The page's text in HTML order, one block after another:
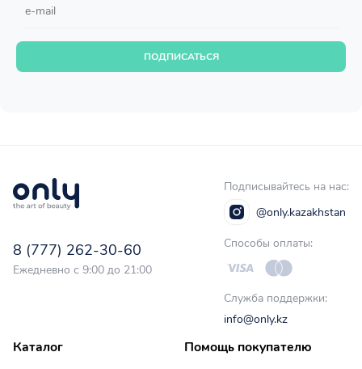
ПОДПИСАТЬСЯ
8 (777) 262-30-60
Ежедневно с 9:00 до 21:00
Подписывайтесь на нас:
@only.kazakhstan
Способы оплаты:
Служба поддержки:
info@only.kz
Каталог Помощь покупателю